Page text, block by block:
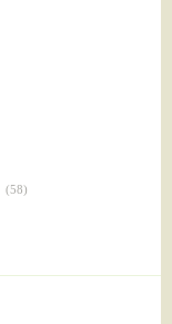
(58)